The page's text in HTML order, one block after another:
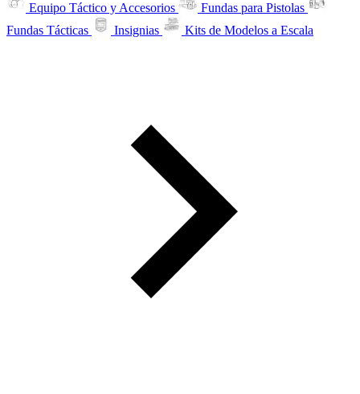
Equipo Táctico y Accesorios
Fundas para Pistolas
Fundas Tácticas
Insignias Kits de Modelos a Escala